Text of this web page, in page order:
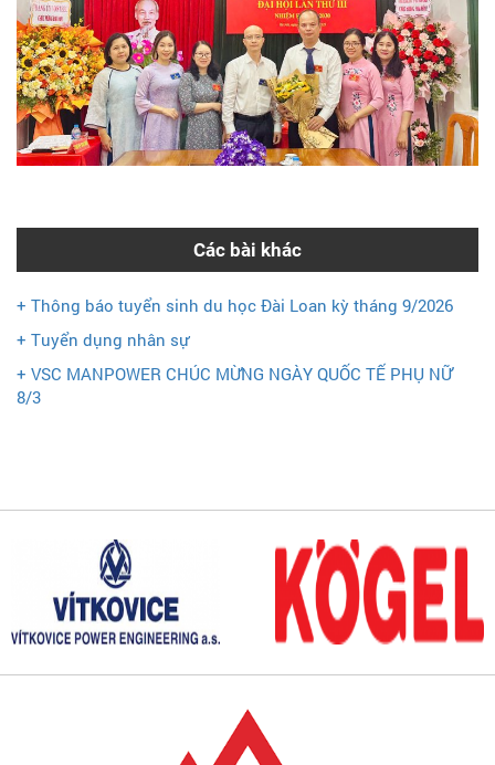
Các bài khác
+ Thông báo tuyển sinh du học Đài Loan kỳ tháng 9/2026
+ Tuyển dụng nhân sự
+ VSC MANPOWER CHÚC MỪNG NGÀY QUỐC TẾ PHỤ NỮ
8/3